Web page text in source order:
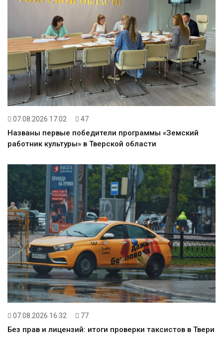
07.08.2026 17:02 47
Названы первые победители программы «Земский
работник культуры» в Тверской области
07.08.2026 16:32 77
Без прав и лицензий: итоги проверки таксистов в Твери